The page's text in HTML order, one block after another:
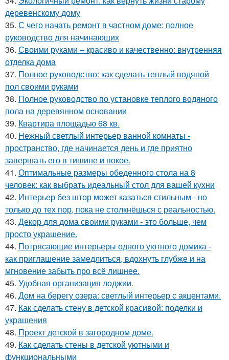
деревенскому дому
35. С чего начать ремонт в частном доме: полное
руководство для начинающих
36. Своими руками – красиво и качественно: внутренняя
отделка дома
37. Полное руководство: как сделать теплый водяной
пол своими руками
38. Полное руководство по установке теплого водяного
пола на деревянном основании
39. Квартира площадью 68 кв.
40. Нежный светлый интерьер ванной комнаты -
пространство, где начинается день и где приятно
завершать его в тишине и покое.
41. Оптимальные размеры обеденного стола на 8
человек: как выбрать идеальный стол для вашей кухни
42. Интерьер без штор может казаться стильным - но
только до тех пор, пока не столкнёшься с реальностью.
43. Декор для дома своими руками - это больше, чем
просто украшение.
44. Потрясающие интерьеры одного уютного домика -
как приглашение замедлиться, вдохнуть глубже и на
мгновение забыть про всё лишнее.
45. Удобная организация лоджии.
46. Дом на берегу озера: светлый интерьер с акцентами.
47. Как сделать стену в детской красивой: поделки и
украшения
48. Проект детской в загородном доме.
49. Как сделать стены в детской уютными и
функциональными